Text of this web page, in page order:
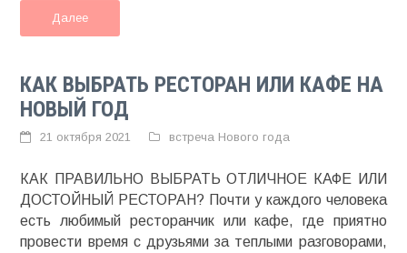
Далее
КАК ВЫБРАТЬ РЕСТОРАН ИЛИ КАФЕ НА
НОВЫЙ ГОД
21 октября 2021 встреча Нового года
КАК ПРАВИЛЬНО ВЫБРАТЬ ОТЛИЧНОЕ КАФЕ ИЛИ
ДОСТОЙНЫЙ РЕСТОРАН? Почти у каждого человека
есть любимый ресторанчик или кафе, где приятно
провести время с друзьями за теплыми разговорами,